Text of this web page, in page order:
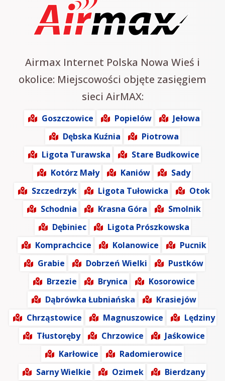
Airmax Internet Polska Nowa Wieś i
okolice: Miejscowości objęte zasięgiem
sieci AirMAX:
Goszczowice Popielów
Jełowa
Dębska Kuźnia
Piotrowa
Ligota Turawska
Stare Budkowice
Kotórz Mały
Kaniów
Sady
Szczedrzyk
Ligota Tułowicka
Otok
Schodnia
Krasna Góra
Smolnik
Dębiniec
Ligota Prószkowska
Komprachcice
Kolanowice
Pucnik
Grabie
Dobrzeń Wielki
Pustków
Brzezie
Brynica
Kosorowice
Dąbrówka Łubniańska
Krasiejów
Chrząstowice
Magnuszowice
Lędziny
Tłustoręby
Chrzowice
Jaśkowice
Karłowice
Radomierowice
Sarny Wielkie
Ozimek
Bierdzany